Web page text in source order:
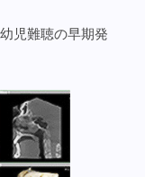
児難聴の早期発